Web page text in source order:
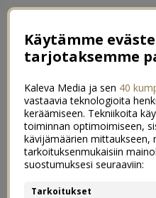
Näöntarkastus
silmälasien valinta
Käytämme
tarjotaksemme
Kaleva Media ja sen 40
vastaavia teknologioita
keräämiseen. Tekniikoita
toiminnan optimoimiseen,
kävijämäärien mittaukseen,
tarkoituksenmukaisiin
suostumuksesi seuraaviin:
Tarkoitukset